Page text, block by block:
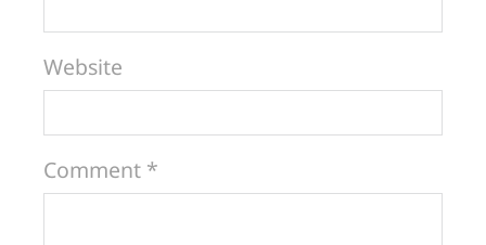
Website
Comment *